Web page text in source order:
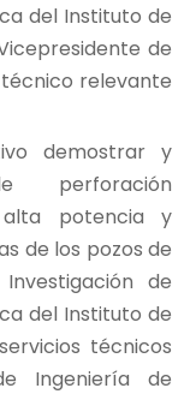
del Instituto de
de
relevante
demostrar y
perforación
alta potencia y
de los pozos de
de
del Instituto de
técnicos
Ingeniería de